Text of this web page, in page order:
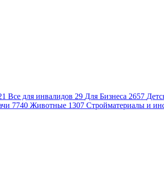
Все для инвалидов 29 Для Бизнеса 2657
7740 Животные 1307 Стройматериалы и